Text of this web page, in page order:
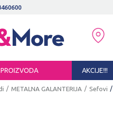
PLAĆANJE PLATNIM
AKCIJE!!!
METALNA GALANTERIJA Sefovi